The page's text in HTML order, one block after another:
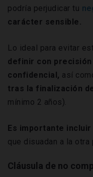
podría perjudicar tu
carácter sensible.
Lo ideal para evitar
definir con
confidencial, así
tras la finalización
mínimo 2 años).
Es importante
que disuadan a la
Cláusula de no